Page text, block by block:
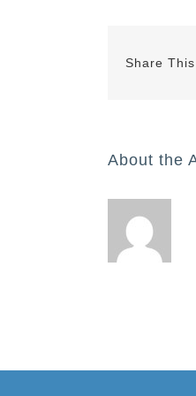
Share
About the